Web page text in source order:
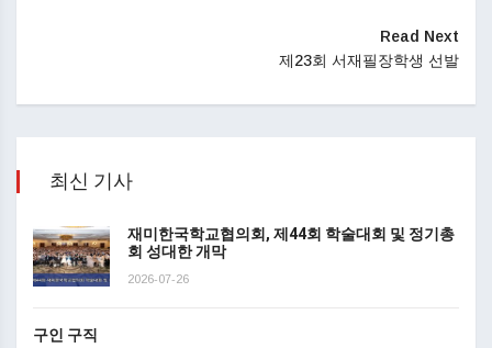
Read Next
제23회 서재필장학생 선발
최신 기사
재미한국학교협의회, 제44회 학술대회 및 정기총
회 성대한 개막
2026-07-26
구인 구직